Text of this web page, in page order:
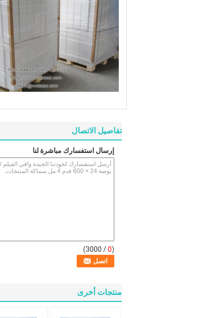
تفاصيل الاتصال
إرسال استفسارك مباشرة لنا
(
0
/ 3000)
منتجات أخرى